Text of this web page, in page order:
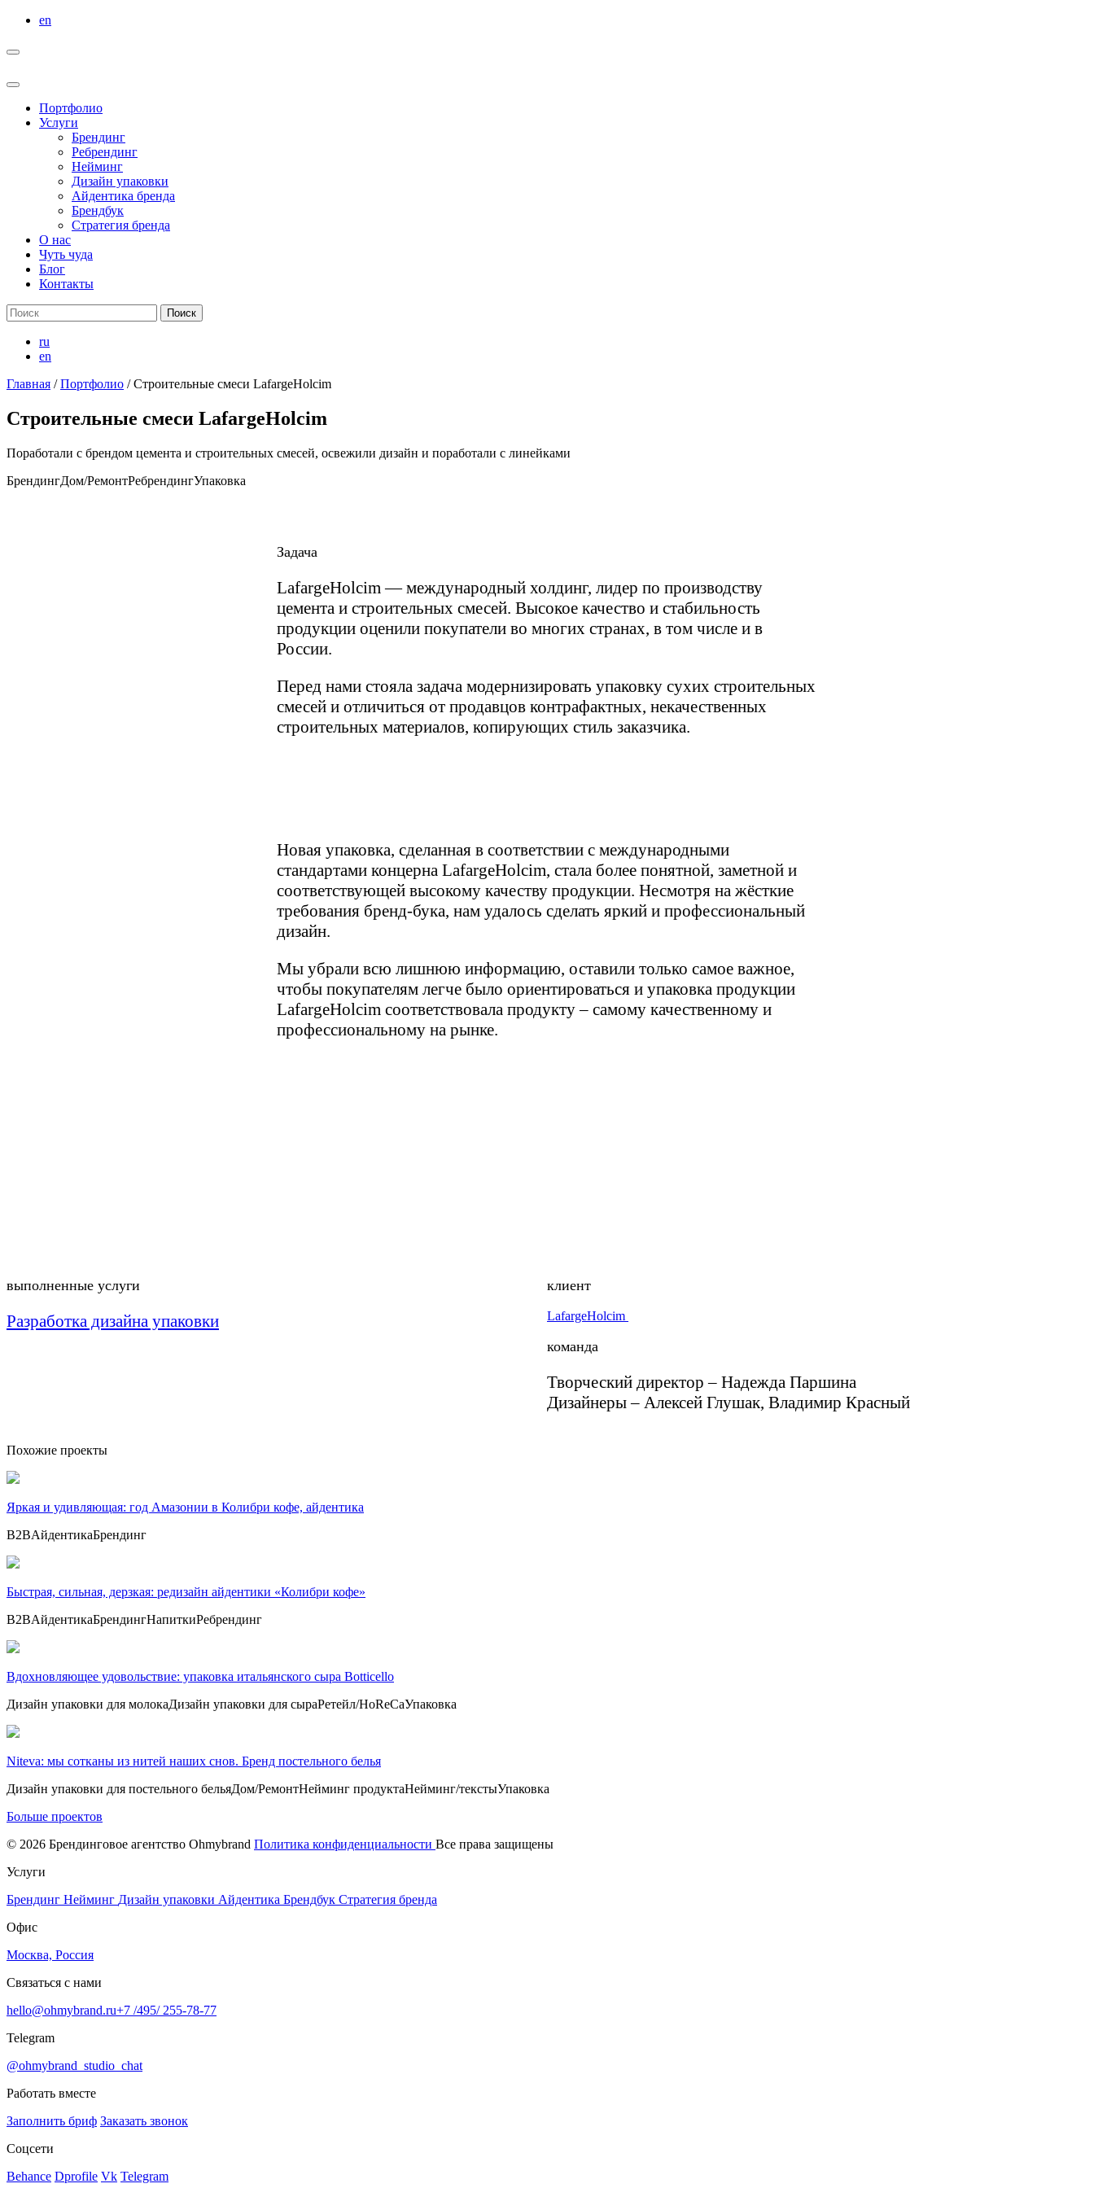
Перейти
содержимому
en
Портфолио
Услуги
Брендинг
Ребрендинг
Нейминг
Дизайн упаковки
Айдентика бренда
Брендбук
Стратегия бренда
О нас
Чуть чуда
Блог
Контакты
Результаты
поиска:
ru
en
Главная /Портфолио /Строительные смеси LafargeHolcim
Строительные смеси LafargeHolcim
Поработали с брендом цемента и строительных смесей, освежили дизайн и поработали с линейками
БрендингДом/РемонтРебрендингУпаковка
Задача
LafargeHolcim — международный холдинг, лидер по производству
цемента и строительных смесей. Высокое качество и стабильность
продукции оценили покупатели во многих странах, в том числе и в
России.
Перед нами стояла задача модернизировать упаковку сухих строительных
смесей и отличиться от продавцов контрафактных, некачественных
строительных материалов, копирующих стиль заказчика.
Новая упаковка, сделанная в соответствии с международными
стандартами концерна LafargeHolcim, стала более понятной, заметной и
соответствующей высокому качеству продукции. Несмотря на жёсткие
требования бренд-бука, нам удалось сделать яркий и профессиональный
дизайн.
Мы убрали всю лишнюю информацию, оставили только самое важное,
чтобы покупателям легче было ориентироваться и упаковка продукции
LafargeHolcim соответствовала продукту – самому качественному и
профессиональному на рынке.
выполненные услуги
Разработка дизайна упаковки
клиент
LafargeHolcim
команда
Творческий директор – Надежда Паршина
Дизайнеры – Алексей Глушак, Владимир Красный
Похожие проекты
Яркая и удивляющая: год Амазонии в Колибри кофе, айдентика
B2BАйдентикаБрендинг
Быстрая, сильная, дерзкая: редизайн айдентики «Колибри кофе»
B2BАйдентикаБрендингНапиткиРебрендинг
Вдохновляющее удовольствие: упаковка итальянского сыра Botticello
Дизайн упаковки для молокаДизайн упаковки для сыраРетейл/HoReCaУпаковка
Niteva: мы сотканы из нитей наших снов. Бренд постельного белья
Дизайн упаковки для постельного бельяДом/РемонтНейминг продуктаНейминг/текстыУпаковка
Больше проектов
© 2026 Брендинговое агентство Ohmybrand Политика конфиденциальности Все права защищены
Услуги
Брендинг Нейминг Дизайн упаковки Айдентика Брендбук Стратегия бренда
Офис
Москва, Россия
Связаться с нами
hello@ohmybrand.ru+7 /495/ 255-78-77
Telegram
@ohmybrand_studio_chat
Работать вместе
Заполнить бриф Заказать звонок
Соцсети
Behance Dprofile Vk Telegram